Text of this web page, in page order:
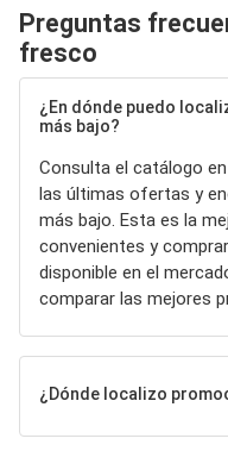
Preguntas
fresco
¿En dónde puedo
más bajo?
Consulta el catálogo
las últimas ofertas y
más bajo. Esta es la
convenientes y comprar
disponible en el
comparar las mejores
¿Dónde localizo